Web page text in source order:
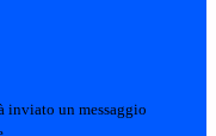
inviato un messaggio